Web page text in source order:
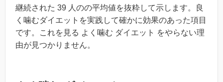
継続された 39 人のの平均値を抜粋して示します。良
く噛むダイエットを実践して確かに効果のあった項目
です。これを見る よく噛む ダイエット をやらない理
由が見つかりません。